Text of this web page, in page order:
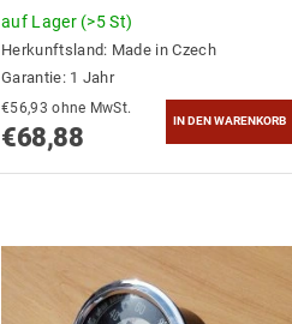
auf Lager (>5 St)
Herkunftsland: Made in Czech
Garantie: 1 Jahr
€56,93 ohne MwSt.
€68,88